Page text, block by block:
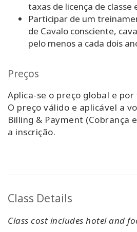
taxas de licença de classe
Participar de um
de Cavalo consciente,
pelo menos a cada dois
Preços
Aplica-se o preço global e
O preço válido e aplicável a
Billing & Payment (Cobrança
a inscrição.
Class Details
Class cost includes hotel and